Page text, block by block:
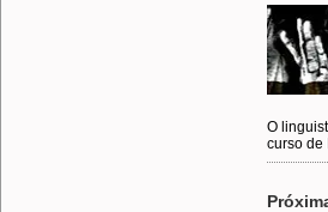
O
curso de